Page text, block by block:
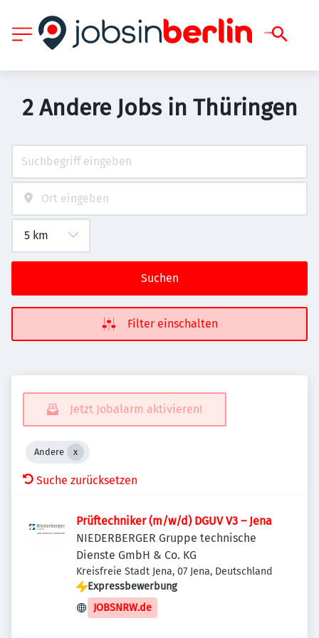
2 Andere Jobs in Thüringen
Suchen
Filter einschalten
Jetzt Jobalarm aktivieren!
Andere
Suche zurücksetzen
Prüftechniker (m/w/d) DGUV V3 – Jena
NIEDERBERGER Gruppe technische
Dienste GmbH & Co. KG
Kreisfreie Stadt Jena, 07 Jena, Deutschland
Expressbewerbung
JOBSNRW.de